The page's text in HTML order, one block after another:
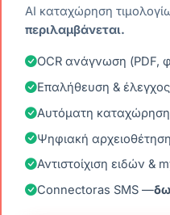
AI καταχώρηση
περιλαμβάνεται.
OCR ανάγνωση (PDF,
Επαλήθευση &
Αυτόματη καταχώρηση
Ψηφιακή
Αντιστοίχιση ειδών &
Connectoras SMS —